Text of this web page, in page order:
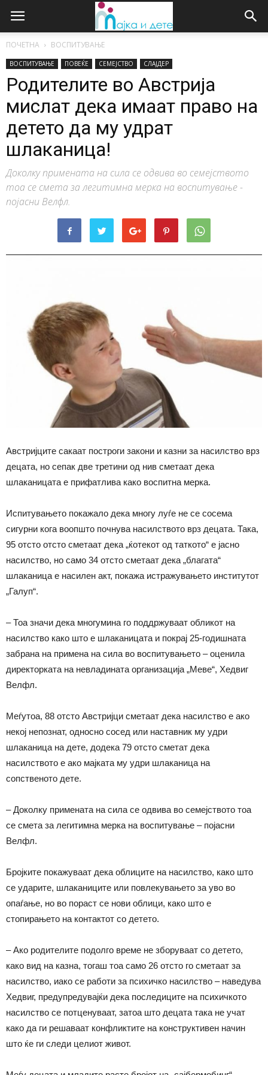
ПОЧЕТНА ВОСПИТУВАЊЕ
ВОСПИТУВАЊЕ ПОВЕЌЕ СЕМЕЈСТВО СЛАЈДЕР
Родителите во Австрија
мислат дека имаат право на
детето да му удрат
шлаканица!
Доколку примената на сила се одвива во семејството
тоа се смета за легитимна мерка на воспитување -
појасни Велфл.
Австријците сакаат построги закони и казни за насилство врз
децата, но сепак две третини од нив сметаат дека
шлаканицата е прифатлива како воспитна мерка.
Испитувањето покажало дека многу луѓе не се сосема
сигурни кога воопшто почнува насилството врз децата. Така,
95 отсто отсто сметаат дека „ќотекот од таткото“ е јасно
насилство, но само 34 отсто сметаат дека „благата“
шлаканица е насилен акт, покажа истражувањето институтот
„Галуп“.
– Тоа значи дека многумина го поддржуваат обликот на
насилство како што е шлаканицата и покрај 25-годишната
забрана на примена на сила во воспитувањето – оценила
директорката на невладината организација „Меве“, Хедвиг
Велфл.
Меѓутоа, 88 отсто Австријци сметаат дека насилство е ако
некој непознат, односно сосед или наставник му удри
шлаканица на дете, додека 79 отсто сметат дека
насилството е ако мајката му удри шлаканица на
сопственото дете.
– Доколку примената на сила се одвива во семејството тоа
се смета за легитимна мерка на воспитување – појасни
Велфл.
Бројките покажуваат дека облиците на насилство, како што
се ударите, шлаканиците или повлекувањето за уво во
опаѓање, но во пораст се нови облици, како што е
стопирањето на контактот со детето.
– Ако родителите подолго време не зборуваат со детето,
како вид на казна, тогаш тоа само 26 отсто го сметаат за
насилство, иако се работи за психичко насилство – наведува
Хедвиг, предупредувајќи дека последиците на психичкото
насилство се потценуваат, затоа што децата така не учат
како да ги решаваат конфликтите на конструктивен начин
што ќе ги следи целиот живот.